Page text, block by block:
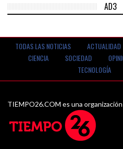
AD3
TODAS LAS NOTICIAS ACTUALIDAD
CIENCIA
SOCIEDAD
TECNOLOGÍA
TIEMPO26.COM es una